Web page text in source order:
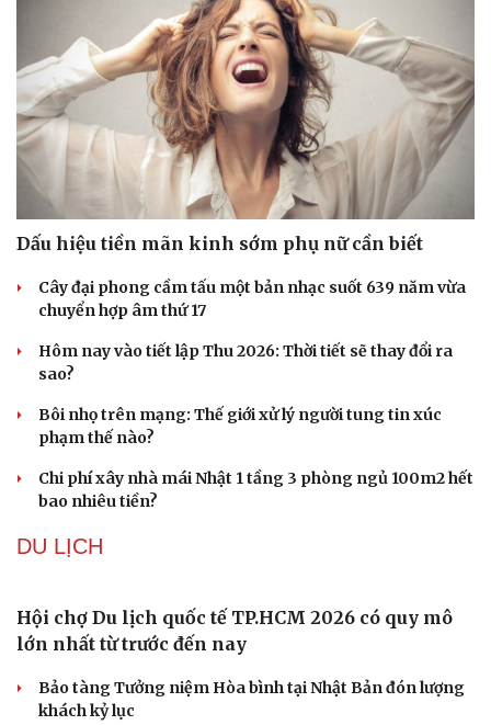
Hạt giống tâm hồn
Tham khảo ngay trọn bộ hướng dẫn cách tạo một chiến dịch
quảng cáo mới trên SmartAds.
| SmartAds
ĐỜI SỐNG
Dấu hiệu tiền mãn kinh sớm phụ nữ cần biết
chuyển hợp âm thứ 17
sao?
Bôi nhọ trên mạng: Thế giới xử lý người tung tin xúc
Chi phí xây nhà mái Nhật 1 tầng 3 phòng ngủ 100m2 hết